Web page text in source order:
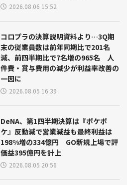
2026.08.06 15:52
コロプラの決算説明資料より…3Q期
末の従業員数は前年同期比で201名
減、前四半期比で7名増の965名 人
件費・賞与費用の減少が利益率改善の
一因に
2026.08.05 16:39
DeNA、第1四半期決算は『ポケポ
ケ』反動減で営業減益も最終利益は
198%増の334億円 GO新規上場で評
価益395億円を計上
2026.08.05 20:56